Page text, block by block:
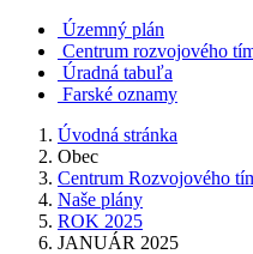
Územný plán
Centrum rozvojového
Úradná tabuľa
Farské oznamy
Úvodná stránka
Obec
Centrum Rozvojového
Naše plány
ROK 2025
JANUÁR 2025